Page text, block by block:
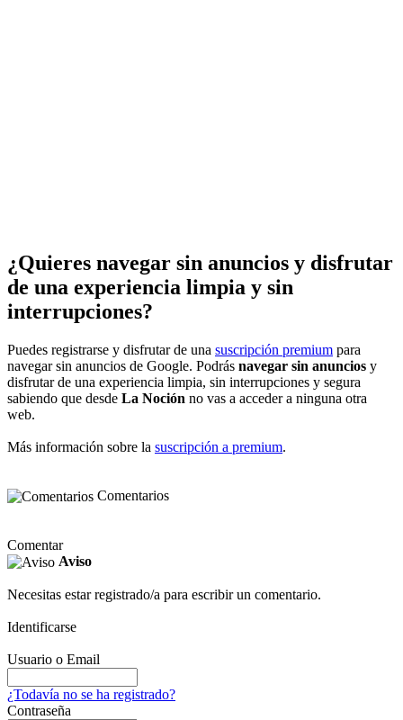
¿Quieres navegar sin anuncios y disfrutar
de una experiencia limpia y sin
interrupciones?
Puedes registrarse y disfrutar de una suscripción premium para
navegar sin anuncios de Google. Podrás navegar sin anuncios y
disfrutar de una experiencia limpia, sin interrupciones y segura
sabiendo que desde La Noción no vas a acceder a ninguna otra
web.
Más información sobre la suscripción a premium.
Comentarios
Comentar
Aviso
Necesitas estar registrado/a para escribir un comentario.
Identificarse
Usuario o Email
¿Todavía no se ha registrado?
Contraseña